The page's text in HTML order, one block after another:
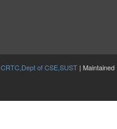
CRTC,Dept of CSE,SUST| Maintained